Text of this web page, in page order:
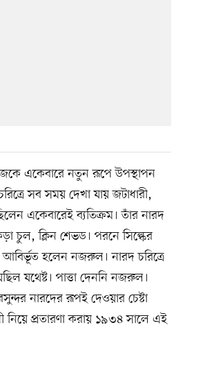
একেবারে নতুন রূপে উপস্থাপন
সব সময় দেখা যায় জটাধারী,
একেবারেই ব্যতিক্রম। তাঁর নারদ
চুল, ক্লিন শেভড। পরনে সিল্কের
আবির্ভূত হলেন নজরুল। নারদ চরিত্রে
যথেষ্ট। পাত্তা দেননি নজরুল।
নারদের রূপই দেওয়ার চেষ্টা
নিয়ে প্রতারণা করায় ১৯৩৪ সালে এই